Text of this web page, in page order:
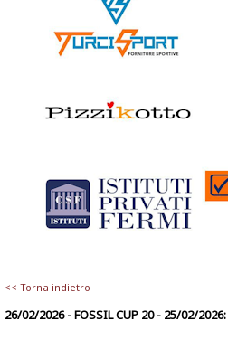
<< Torna indietro
26/02/2026 - FOSSIL CUP 20 - 25/02/